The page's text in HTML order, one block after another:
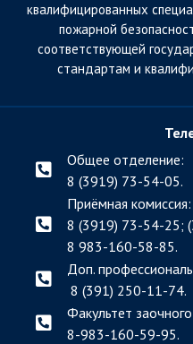
квалифицированных
пожарной
соответствующей
стандартам и
Общее отделение:
8 (3919) 73-54-05.
Приёмная комиссия:
8 (3919) 73-54-25;
8 983-160-58-85.
Доп.
8 (391) 250-11-74.
Факультет
8-983-160-59-95.